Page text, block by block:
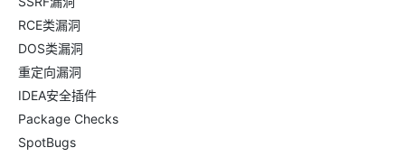
RCE类漏洞
DOS类漏洞
重定向漏洞
IDEA安全插件
Package Checks
SpotBugs